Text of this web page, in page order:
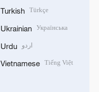
Turkish Türkçe
Ukrainian Українська
Urdu اردو
Vietnamese Tiếng Việt